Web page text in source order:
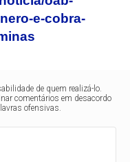
e-cobra-
de quem realizá-lo.
comentários em desacordo
ofensivas.